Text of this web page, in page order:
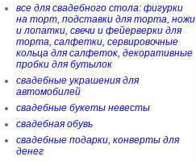
все для свадебного стола: фигурки
на торт, подставки для торта, ножи
и лопатки, свечи и фейерверки для
торта, салфетки, сервировочные
кольца для салфеток, декоративные
пробки для бутылок
свадебные украшения для
автомобилей
свадебные букеты невесты
свадебная обувь
свадебные подарки, конверты для
денег